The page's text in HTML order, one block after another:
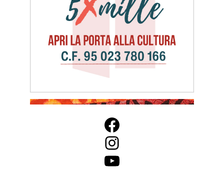
Facebook
Instagram
YouTube